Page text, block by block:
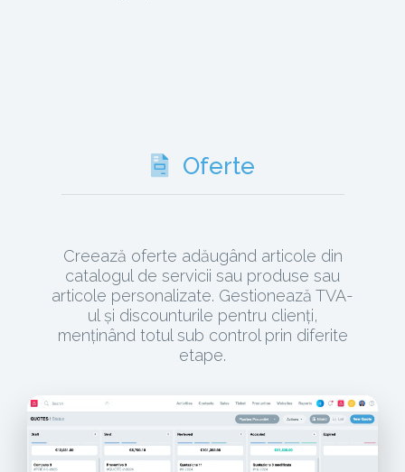
Oferte
Creează oferte adăugând articole din
catalogul de servicii sau produse sau
articole personalizate. Gestionează TVA-
ul și discounturile pentru clienți,
menținând totul sub control prin diferite
etape.